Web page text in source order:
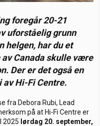
foregår 20-21
uforståelig grunn
helgen, har du et
Canada skulle være
Der er det også en
Hi-Fi Centre.
fra Debora Rubi, Lead
på at Hi-Fi Centre er
2025 lørdag 20. september,